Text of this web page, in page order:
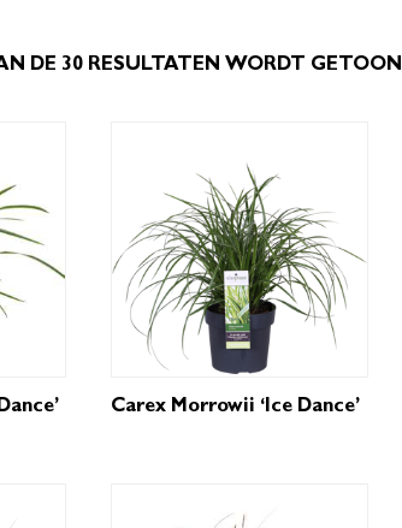
DE 30 RESULTATEN WORDT
Carex Morrowii ‘Ice Dance’